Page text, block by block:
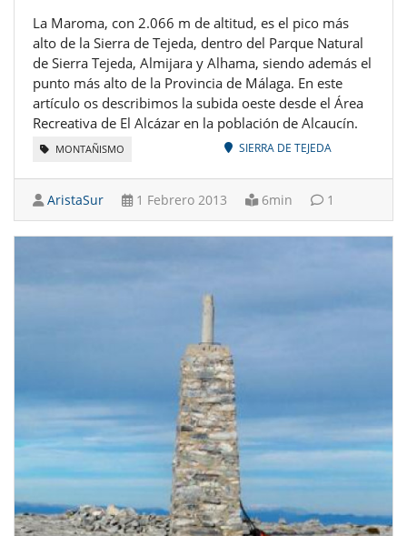
La Maroma, con 2.066 m de altitud, es el pico más
alto de la Sierra de Tejeda, dentro del Parque Natural
de Sierra Tejeda, Almijara y Alhama, siendo además el
punto más alto de la Provincia de Málaga. En este
artículo os describimos la subida oeste desde el Área
Recreativa de El Alcázar en la población de Alcaucín.
MONTAÑISMO SIERRA DE TEJEDA
AristaSur 1 Febrero 2013 6min 1